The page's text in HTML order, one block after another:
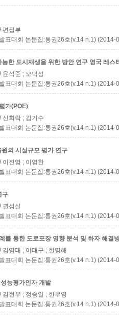
/ 편집부
표대회 논문집:통권26호(v.14 n.1) (2014-
한 도시재생을 위한 방안 연구 영국 레스
/ 윤석준 ; 오덕성
표대회 논문집:통권26호(v.14 n.1) (2014-
가(POE)
/ 신희락 ; 김기수
표대회 논문집:통권26호(v.14 n.1) (2014-
의 시설규모 평가 연구
/ 이진영 ; 이영한
표대회 논문집:통권26호(v.14 n.1) (2014-
구
/ 권성실
표대회 논문집:통권26호(v.14 n.1) (2014-
를 통한 도로포장 영향 분석 및 하자 해결
/ 김영태 ; 이태구 ; 한영해
표대회 논문집:통권26호(v.14 n.1) (2014-
능평가인자 개발
/ 김현우 ; 정승일 ; 한무영
표대회 논문집:통권26호(v.14 n.1) (2014-